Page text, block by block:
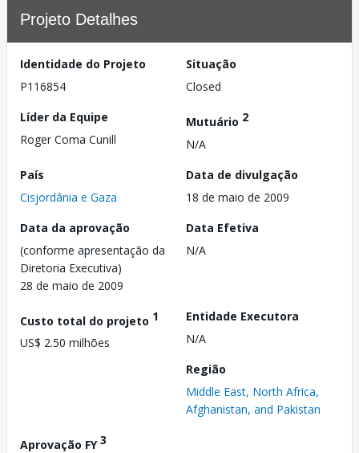
Projeto Detalhes
Identidade do Projeto
P116854
Situação
Closed
Líder da Equipe
Roger Coma Cunill
Mutuário 2
N/A
País
Cisjordânia e Gaza
Data de divulgação
18 de maio de 2009
Data da aprovação
(conforme apresentação da
Diretoria Executiva)
28 de maio de 2009
Data Efetiva
N/A
Custo total do projeto 1
US$ 2.50 milhões
Entidade Executora
N/A
Região
Middle East, North Africa,
Afghanistan, and Pakistan
Aprovação FY3